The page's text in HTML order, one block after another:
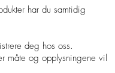
har du samtidig
deg hos oss.
måte og opplysningene vil